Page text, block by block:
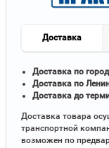
Доставка
Доставка по
Доставка по
Доставка до
Доставка товара
транспортной
возможен по